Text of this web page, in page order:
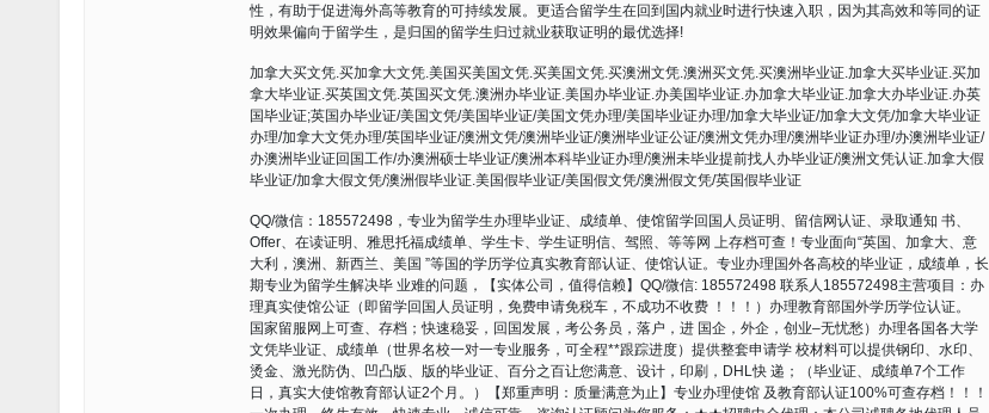
性，有助于促进海外高等教育的可持续发展。更适合留学生在回到国内就业时进行快速入职，因为其高效和等同的证
明效果偏向于留学生，是归国的留学生归过就业获取证明的最优选择!
加拿大买文凭.买加拿大文凭.美国买美国文凭.买美国文凭.买澳洲文凭.澳洲买文凭.买澳洲毕业证.加拿大买毕业证.买加
拿大毕业证.买英国文凭.英国买文凭.澳洲办毕业证.美国办毕业证.办美国毕业证.办加拿大毕业证.加拿大办毕业证.办英
国毕业证;英国办毕业证/美国文凭/美国毕业证/美国文凭办理/美国毕业证办理/加拿大毕业证/加拿大文凭/加拿大毕业证
办理/加拿大文凭办理/英国毕业证/澳洲文凭/澳洲毕业证/澳洲毕业证公证/澳洲文凭办理/澳洲毕业证办理/办澳洲毕业证/
办澳洲毕业证回国工作/办澳洲硕士毕业证/澳洲本科毕业证办理/澳洲未毕业提前找人办毕业证/澳洲文凭认证.加拿大假
毕业证/加拿大假文凭/澳洲假毕业证.美国假毕业证/美国假文凭/澳洲假文凭/英国假毕业证
QQ/微信：185572498，专业为留学生办理毕业证、成绩单、使馆留学回国人员证明、留信网认证、录取通知 书、
Offer、在读证明、雅思托福成绩单、学生卡、学生证明信、驾照、等等网 上存档可查！专业面向“英国、加拿大、意
大利，澳洲、新西兰、美国 ”等国的学历学位真实教育部认证、使馆认证。专业办理国外各高校的毕业证，成绩单，长
期专业为留学生解决毕 业难的问题，【实体公司，值得信赖】QQ/微信: 185572498 联系人185572498主营项目：办
理真实使馆公证（即留学回国人员证明，免费申请免税车，不成功不收费 ！！！）办理教育部国外学历学位认证。
国家留服网上可查、存档；快速稳妥，回国发展，考公务员，落户，进 国企，外企，创业–无忧愁）办理各国各大学
文凭毕业证、成绩单（世界名校一对一专业服务，可全程**跟踪进度）提供整套申请学 校材料可以提供钢印、水印、
烫金、激光防伪、凹凸版、版的毕业证、百分之百让您满意、设计，印刷，DHL快 递；（毕业证、成绩单7个工作
日，真实大使馆教育部认证2个月。）【郑重声明：质量满意为止】专业办理使馆 及教育部认证100%可查存档！！！